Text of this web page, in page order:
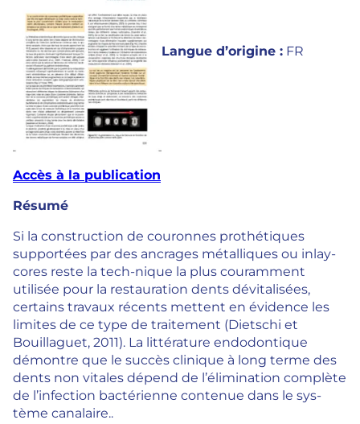
Langue d’origine : FR
Accès à la publication
Résumé
Si la construction de couronnes prothétiques
supportées par des ancrages métalliques ou inlay-
cores reste la tech-nique la plus couramment
utilisée pour la restauration dents dévitalisées,
certains travaux récents mettent en évidence les
limites de ce type de traitement (Dietschi et
Bouillaguet, 2011). La littérature endodontique
démontre que le succès clinique à long terme des
dents non vitales dépend de l’élimination complète
de l’infection bactérienne contenue dans le sys-
tème canalaire..